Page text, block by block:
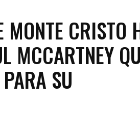
MONTE CRISTO
MCCARTNEY
SU